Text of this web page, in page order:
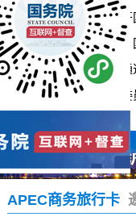
李强主持召
世界看两会
第二场部长
视频丨代表
APEC商务旅行卡